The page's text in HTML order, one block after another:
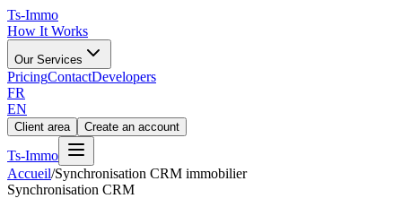
Ts-Immo
How It Works
Our Services
PricingContactDevelopers
FR
EN
Client area Create an account
Ts-Immo
Accueil/Synchronisation CRM immobilier
Synchronisation CRM